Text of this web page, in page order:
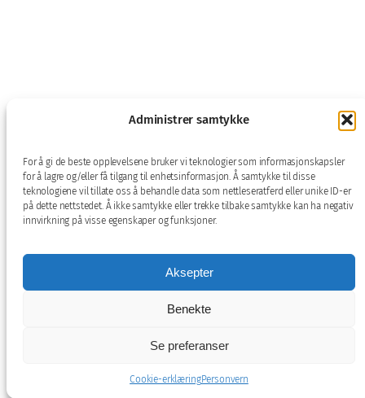
Administrer samtykke
For å gi de beste opplevelsene bruker vi teknologier som informasjonskapsler
for å lagre og/eller få tilgang til enhetsinformasjon. Å samtykke til disse
teknologiene vil tillate oss å behandle data som nettleseratferd eller unike ID-er
på dette nettstedet. Å ikke samtykke eller trekke tilbake samtykke kan ha negativ
innvirkning på visse egenskaper og funksjoner.
Aksepter
Benekte
Se preferanser
Cookie-erklæringPersonvern